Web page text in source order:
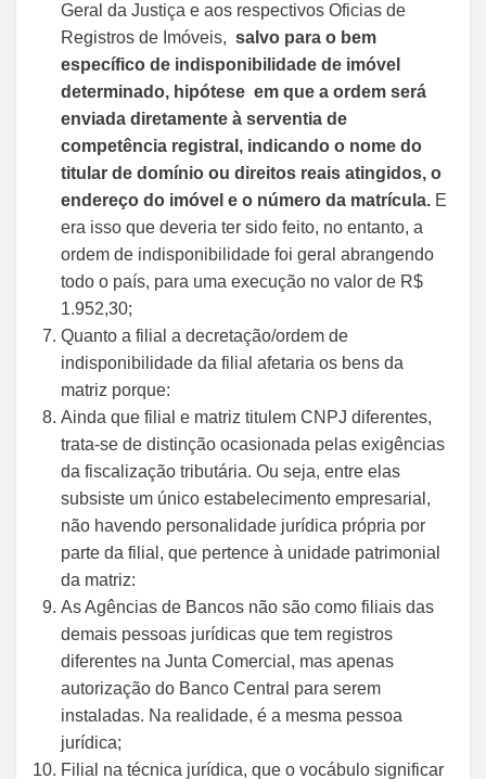
Geral da Justiça e aos respectivos Oficias de
Registros de Imóveis, salvo para o bem
específico de indisponibilidade de imóvel
determinado, hipótese em que a ordem será
enviada diretamente à serventia de
competência registral, indicando o nome do
titular de domínio ou direitos reais atingidos, o
endereço do imóvel e o número da matrícula. E
era isso que deveria ter sido feito, no entanto, a
ordem de indisponibilidade foi geral abrangendo
todo o país, para uma execução no valor de R$
1.952,30;
Quanto a filial a decretação/ordem de
indisponibilidade da filial afetaria os bens da
matriz porque:
Ainda que filial e matriz titulem CNPJ diferentes,
trata-se de distinção ocasionada pelas exigências
da fiscalização tributária. Ou seja, entre elas
subsiste um único estabelecimento empresarial,
não havendo personalidade jurídica própria por
parte da filial, que pertence à unidade patrimonial
da matriz:
As Agências de Bancos não são como filiais das
demais pessoas jurídicas que tem registros
diferentes na Junta Comercial, mas apenas
autorização do Banco Central para serem
instaladas. Na realidade, é a mesma pessoa
jurídica;
Filial na técnica jurídica, que o vocábulo significar